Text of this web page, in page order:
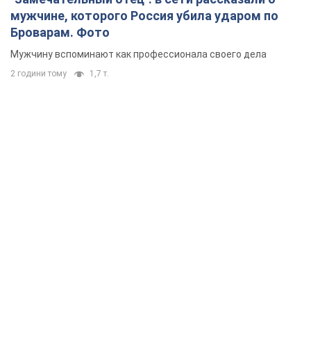
мужчине, которого Россия убила ударом по
Броварам. Фото
Мужчину вспоминают как профессионала своего дела
2 години тому 1,7 т.